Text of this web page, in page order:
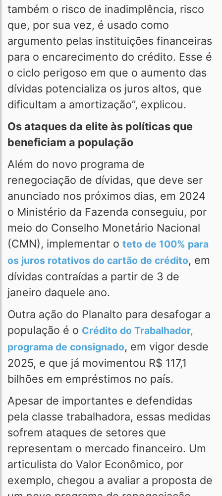
também o risco de inadimplência, risco
que, por sua vez, é usado como
argumento pelas instituições financeiras
para o encarecimento do crédito. Esse é
o ciclo perigoso em que o aumento das
dívidas potencializa os juros altos, que
dificultam a amortização”, explicou.
Os ataques da elite às políticas que
beneficiam a população
Além do novo programa de
renegociação de dívidas, que deve ser
anunciado nos próximos dias, em 2024
o Ministério da Fazenda conseguiu, por
meio do Conselho Monetário Nacional
(CMN), implementar o teto de 100% para
os juros rotativos do cartão de crédito, em
dívidas contraídas a partir de 3 de
janeiro daquele ano.
Outra ação do Planalto para desafogar a
população é o Crédito do Trabalhador,
programa de consignado, em vigor desde
2025, e que já movimentou R$ 117,1
bilhões em empréstimos no país.
Apesar de importantes e defendidas
pela classe trabalhadora, essas medidas
sofrem ataques de setores que
representam o mercado financeiro. Um
articulista do Valor Econômico, por
exemplo, chegou a avaliar a proposta de